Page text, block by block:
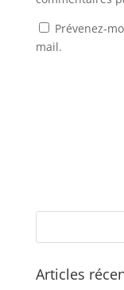
Prévenez-
mail.
Articles